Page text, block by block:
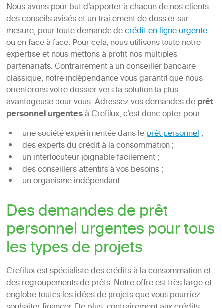
Nous avons pour but d’apporter à chacun de nos clients
des conseils avisés et un traitement de dossier sur
mesure, pour toute demande decrédit en ligne urgente
ou en face à face. Pour cela, nous utilisons toute notre
expertise et nous mettons à profit nos multiples
partenariats. Contrairement à un conseiller bancaire
classique, notre indépendance vous garantit que nous
orienterons votre dossier vers la solution la plus
avantageuse pour vous. Adressez vos demandes deprêt
personnel urgentesà Crefilux, c’est donc opter pour :
une société expérimentée dans leprêt personnel;
des experts du crédit à la consommation ;
un interlocuteur joignable facilement ;
des conseillers attentifs à vos besoins ;
un organisme indépendant.
Des demandes de prêt
personnel urgentes pour tous
les types de projets
Crefilux est spécialiste des crédits à la consommation et
des regroupements de prêts. Notre offre est très large et
englobe toutes les idées de projets que vous pourriez